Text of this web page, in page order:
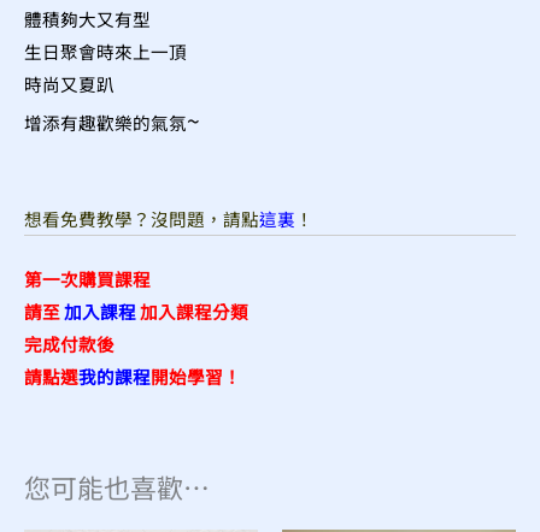
體積夠大又有型
生日聚會時來上一頂
時尚又夏趴
增添有趣歡樂的氣氛~
想看免費教學？沒問題，請點這裏 ！
第一次購買課程
請至加入課程加入課程分類
完成付款後
請點選我的課程開始學習！
您可能也喜歡…